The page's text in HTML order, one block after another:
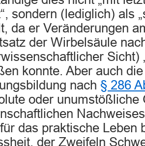
sondern (lediglich) als
da er Veränderungen
der Wirbelsäule
Sicht)
konnte. Aber auch
nach § 286
oder
das praktische Leben
der Zweifeln